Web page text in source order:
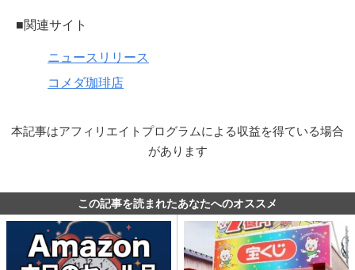
■関連サイト
ニュースリリース
コメダ珈琲店
本記事はアフィリエイトプログラムによる収益を得ている場合
があります
この記事を読まれたあなたへのオススメ